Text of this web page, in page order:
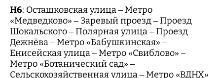
Н6: Осташковская улица – Метро
«Медведково» – Заревый проезд – Проезд
Шокальского – Полярная улица – Проезд
Дежнёва – Метро «Бабушкинская» –
Енисейская улица – Метро «Свиблово» –
Метро «Ботанический сад» –
Сельскохозяйственная улица – Метро «ВДНХ»